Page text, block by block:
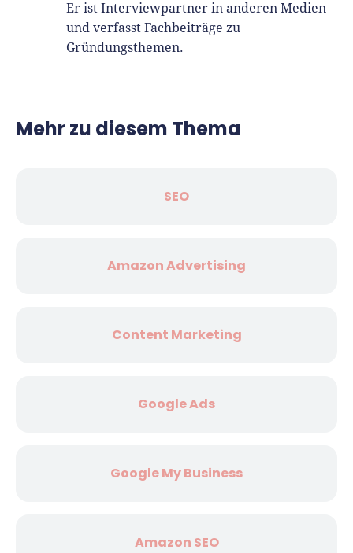
Er ist Interviewpartner in anderen Medien
und verfasst Fachbeiträge zu
Gründungsthemen.
Mehr zu diesem Thema
SEO
Amazon Advertising
Content Marketing
Google Ads
Google My Business
Amazon SEO